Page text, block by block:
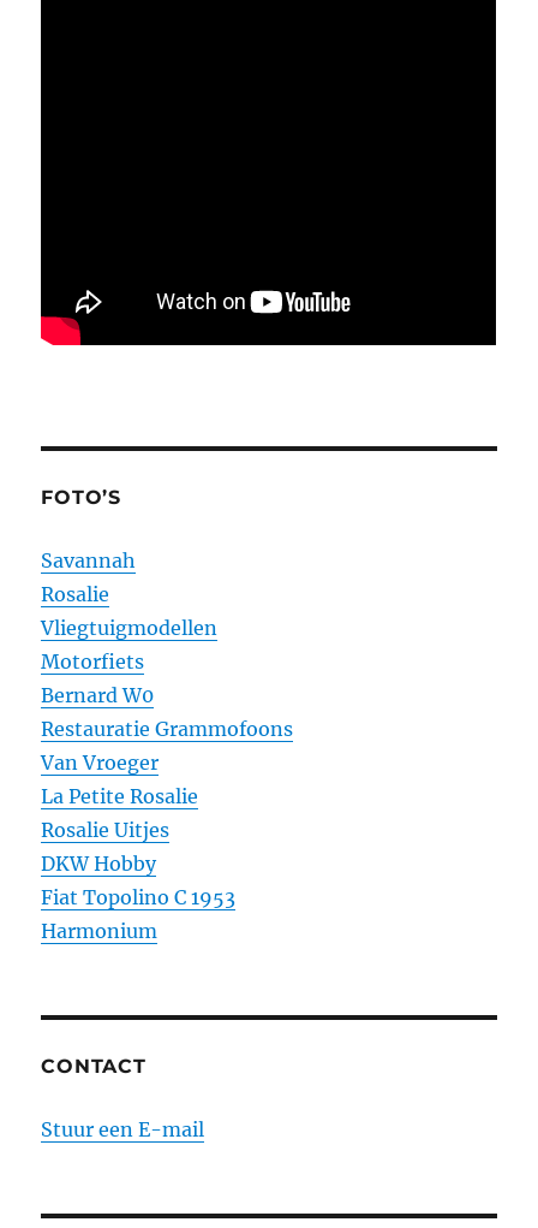
FOTO’S
Savannah
Rosalie
Vliegtuigmodellen
Motorfiets
Bernard W0
Restauratie Grammofoons
Van Vroeger
La Petite Rosalie
Rosalie Uitjes
DKW Hobby
Fiat Topolino C 1953
Harmonium
CONTACT
Stuur een E-mail